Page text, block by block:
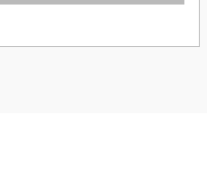
formunu kullanarak tarafımıza